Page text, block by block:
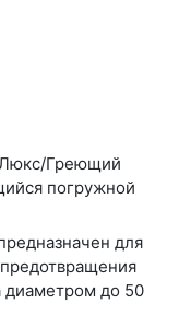
Греющий
погружной
для
диаметром до 50